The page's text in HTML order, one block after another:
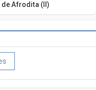
Afrodita (II)